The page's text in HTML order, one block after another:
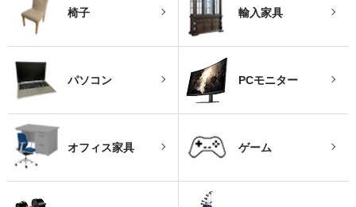
椅子 輸入家具
パソコン PCモニター
オフィス家具 ゲーム